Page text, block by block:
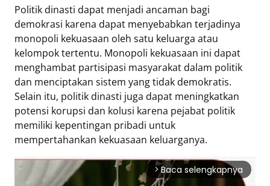
Politik dinasti dapat menjadi ancaman bagi
demokrasi karena dapat menyebabkan terjadinya
monopoli kekuasaan oleh satu keluarga atau
kelompok tertentu. Monopoli kekuasaan ini dapat
menghambat partisipasi masyarakat dalam politik
dan menciptakan sistem yang tidak demokratis.
Selain itu, politik dinasti juga dapat meningkatkan
potensi korupsi dan kolusi karena pejabat politik
memiliki kepentingan pribadi untuk
mempertahankan kekuasaan keluarganya.
arrow_forward_ios Baca selengkapnya
Tentang
Retizen
Do's
and
Dont's
Rules
Cara
Menjadi
Retizen